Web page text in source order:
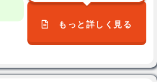
もっと詳しく見る